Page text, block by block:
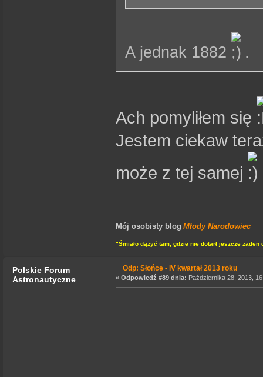
A jednak 1882 .
Ach pomyliłem się
Jestem ciekaw
może z tej samej
Mój osobisty blog Młody Narodowiec
"Śmiało dążyć tam, gdzie nie dotarł jeszcze żaden
Polskie Forum
Astronautyczne
Odp: Słońce - IV kwartał 2013 roku
« Odpowiedź #89 dnia: Października 28, 2013,